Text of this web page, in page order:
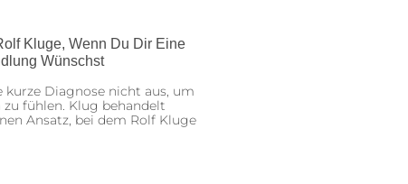
Kluge, Wenn Du Dir Eine
Wünschst
Diagnose nicht aus, um
fühlen. Klug behandelt
Ansatz, bei dem Rolf Kluge